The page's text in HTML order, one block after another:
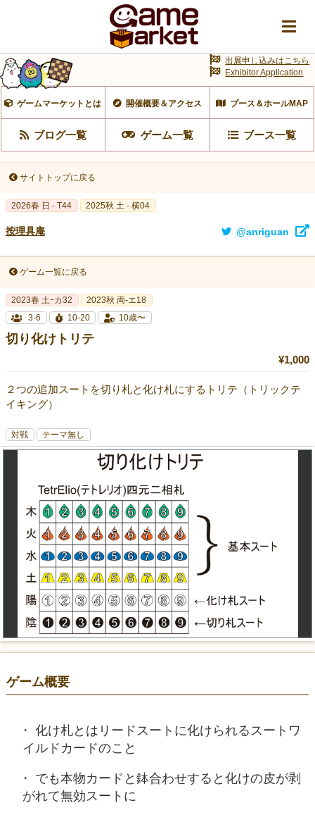
ゲームマーケットとは 開催概要＆アクセス ブース＆ホールMAP
ブログ一覧 ゲーム一覧 ブース一覧
出展申し込みはこちら
Exhibitor Application
サイトトップに戻る
2026春 日 - T44 2025秋 土 - 横04
按理具庵 @anriguan
ゲーム一覧に戻る
2023春 土ｰカ32
2023秋 両-エ18
3-6
10-20 10歳〜
切り化けトリテ
¥1,000
２つの追加スートを切り札と化け札にするトリテ（トリックテ
イキング）
対戦 テーマ無し
ゲーム概要
化け札とはリードスートに化けられるスートワ
イルドカードのこと
でも本物カードと鉢合わせすると化けの皮が剥
がれて無効スートに